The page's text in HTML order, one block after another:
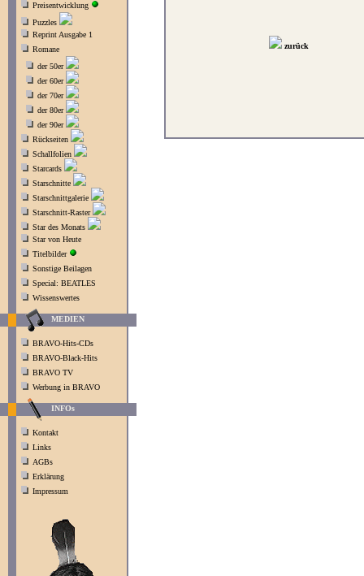
Preisentwicklung
Puzzles
Reprint Ausgabe 1
Romane
der 50er
der 60er
der 70er
der 80er
der 90er
Rückseiten
Schallfolien
Starcards
Starschnitte
Starschnittgalerie
Starschnitt-Raster
Star des Monats
Star von Heute
Titelbilder
Sonstige Beilagen
Special: BEATLES
Wissenswertes
MEDIEN
BRAVO-Hits-CDs
BRAVO-Black-Hits
BRAVO TV
Werbung in BRAVO
INFOs
Kontakt
Links
AGBs
Erklärung
Impressum
zurück